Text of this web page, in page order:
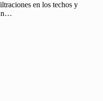
en los techos y